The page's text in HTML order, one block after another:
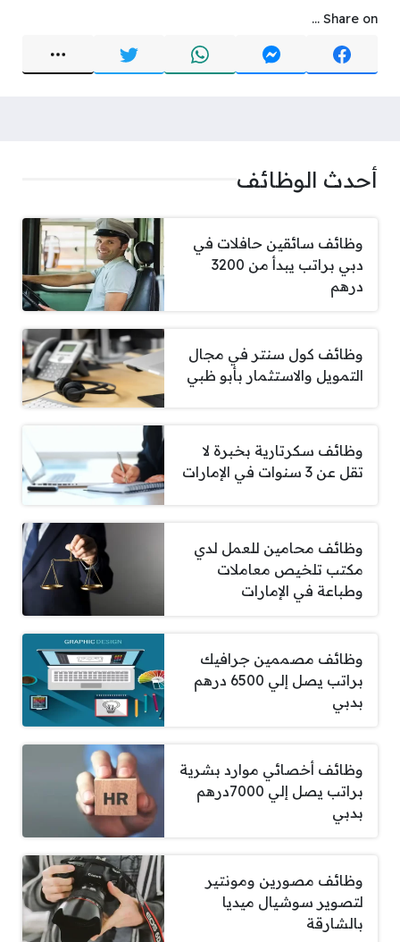
Share on ...
أحدث الوظائف
وظائف سائقين حافلات في
دبي براتب يبدأ من 3200
درهم
وظائف كول سنتر في مجال
التمويل والاستثمار بأبو ظبي
وظائف سكرتارية بخبرة لا
تقل عن 3 سنوات في الإمارات
وظائف محامين للعمل لدي
مكتب تلخيص معاملات
وطباعة في الإمارات
وظائف مصممين جرافيك
براتب يصل إلي 6500 درهم
بدبي
وظائف أخصائي موارد بشرية
براتب يصل إلي 7000درهم
بدبي
وظائف مصورين ومونتير
لتصوير سوشيال ميديا
بالشارقة